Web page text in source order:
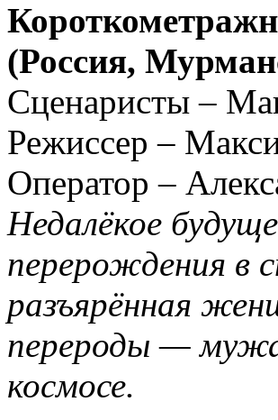
(Россия,
Сценаристы –
Режиссер –
Оператор –
Недалёкое
перерождения в
разъярённая
перероды —
космосе.